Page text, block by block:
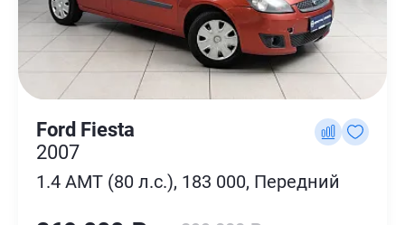
Ford Fiesta
2007
1.4 AMT (80 л.с.), 183 000, Передний